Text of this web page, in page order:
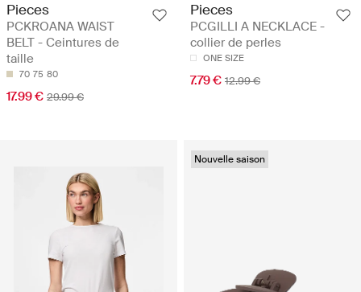
Pieces
PCKROANA WAIST
BELT - Ceintures de
taille
70 75 80
17.99 € 29.99 €
Pieces
PCGILLI A NECKLACE -
collier de perles
ONE SIZE
7.79 € 12.99 €
Nouvelle saison